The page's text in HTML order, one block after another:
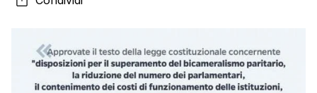
Sallusti il rischio arriva dal ricorso di Valerio Onida,